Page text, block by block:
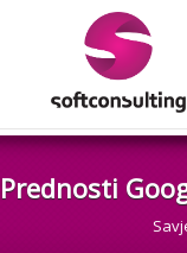
Prednosti